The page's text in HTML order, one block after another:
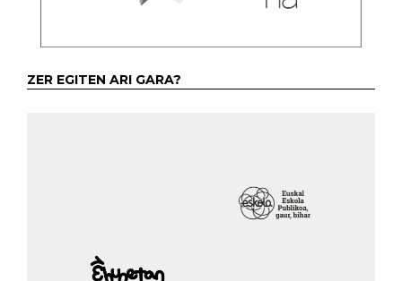
ZER EGITEN ARI GARA?